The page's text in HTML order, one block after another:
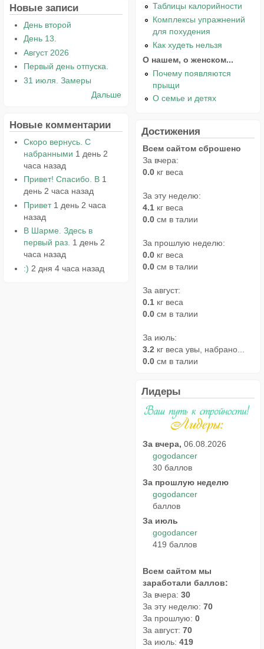
Новые записи
День второй
День 13.
Август 2026
Первый день отпуска.
31 июля. Замеры
Дальше
Новые комментарии
Скоро вернусь. С
набранными 1 день 2
часа назад
Привет! Спасибо. В 1
день 2 часа назад
Привет 1 день 2 часа
назад
В Шарме. Здесь в
первый раз. 1 день 2
часа назад
:) 2 дня 4 часа назад
Таблицы калорийности
Комплексы упражнений
для похудения
Как худеть нельзя
О нашем, о женском...
Почему появляются
прыщи
О семье и детях
Достижения
Всем сайтом сброшено
За вчера:
0.0 кг веса
За эту неделю:
4.1 кг веса
0.0 см в талии
За прошлую неделю:
0.0 кг веса
0.0 см в талии
За август:
0.1 кг веса
0.0 см в талии
За июль:
3.2 кг веса увы, набрано...
0.0 см в талии
Лидеры
За вчера, 06.08.2026
gogodancer
30 баллов
За прошлую неделю
gogodancer
баллов
За июль
gogodancer
419 баллов
Всем сайтом мы
заработали баллов:
За вчера: 30
За эту неделю: 70
За прошлую: 0
За август: 70
За июль: 419